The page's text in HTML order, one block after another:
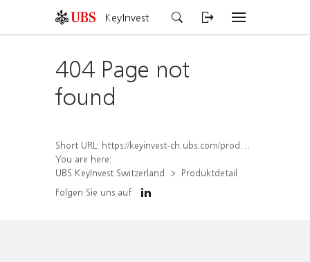
KeyInvest
404 Page not
found
Short URL: https://keyinvest-ch.ubs.com/produkt/detail/index/isin/CH1572295967
You are here:
UBS KeyInvest Switzerland
Produktdetail
Folgen Sie uns auf